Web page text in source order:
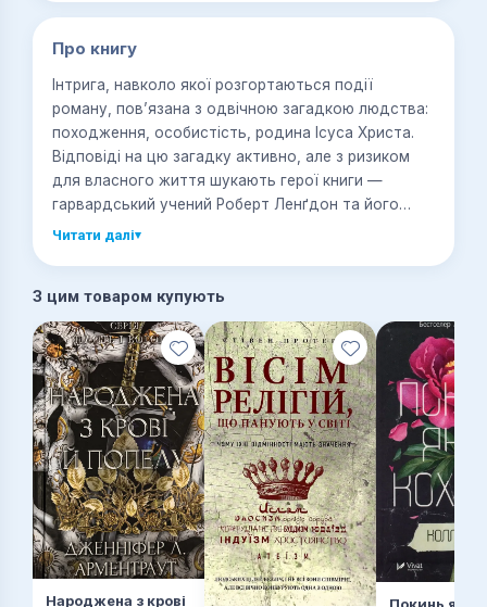
Про книгу
Інтрига, навколо якої розгортаються події
роману, пов’язана з одвічною загадкою людства:
походження, особистість, родина Ісуса Христа.
Відповіді на цю загадку активно, але з ризиком
для власного життя шукають герої книги —
гарвардський учений Роберт Ленґдон та його
несподівана супутниця, криптограф Софі.
на їхньому небезпечному шляху до істини. Але
дійти до істини чи й пощастить аж майбутнім
дітям героїв, які можуть виявитися нащадками
Ісуса Христа.
Читати далі▾
З цим товаром купують
Народжена з крові
Покинь якщо